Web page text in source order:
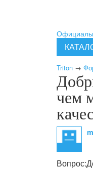
Triton →
чем
Вопрос: